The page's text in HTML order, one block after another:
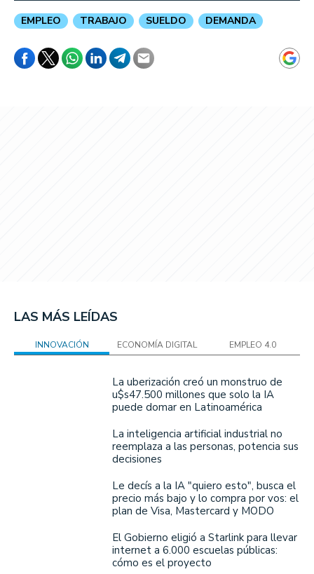
EMPLEO TRABAJO SUELDO DEMANDA
LAS MÁS LEÍDAS
INNOVACIÓN ECONOMÍA DIGITAL EMPLEO 4.0
La uberización creó un monstruo de
u$s47.500 millones que solo la IA
puede domar en Latinoamérica
La inteligencia artificial industrial no
reemplaza a las personas, potencia sus
decisiones
Le decís a la IA "quiero esto", busca el
precio más bajo y lo compra por vos: el
plan de Visa, Mastercard y MODO
El Gobierno eligió a Starlink para llevar
internet a 6.000 escuelas públicas:
cómo es el proyecto